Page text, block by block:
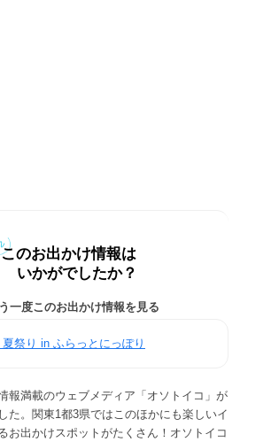
このお出かけ情報は
いかがでしたか？
一度このお出かけ情報を見る
祭り in ふらっとにっぽり
報満載のウェブメディア「オソトイコ」が
た。関東1都3県ではこのほかにも楽しいイ
お出かけスポットがたくさん！オソトイコ